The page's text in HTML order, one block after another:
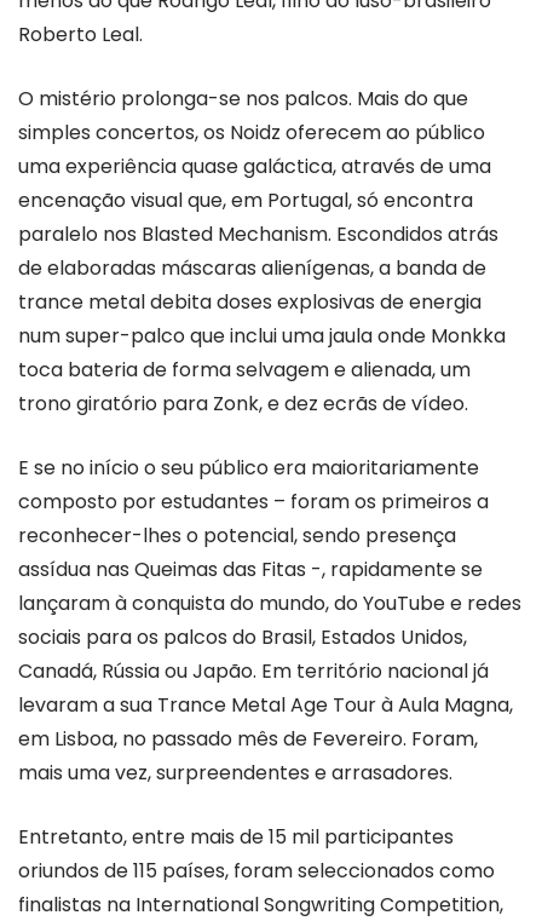
Roberto Leal.
O mistério prolonga-se nos palcos. Mais do que
simples concertos, os Noidz oferecem ao público
uma experiência quase galáctica, através de uma
encenação visual que, em Portugal, só encontra
paralelo nos Blasted Mechanism. Escondidos atrás
de elaboradas máscaras alienígenas, a banda de
trance metal debita doses explosivas de energia
num super-palco que inclui uma jaula onde Monkka
toca bateria de forma selvagem e alienada, um
trono giratório para Zonk, e dez ecrãs de vídeo.
E se no início o seu público era maioritariamente
composto por estudantes – foram os primeiros a
reconhecer-lhes o potencial, sendo presença
assídua nas Queimas das Fitas -, rapidamente se
lançaram à conquista do mundo, do YouTube e redes
sociais para os palcos do Brasil, Estados Unidos,
Canadá, Rússia ou Japão. Em território nacional já
levaram a sua Trance Metal Age Tour à Aula Magna,
em Lisboa, no passado mês de Fevereiro. Foram,
mais uma vez, surpreendentes e arrasadores.
Entretanto, entre mais de 15 mil participantes
oriundos de 115 países, foram seleccionados como
finalistas na International Songwriting Competition,